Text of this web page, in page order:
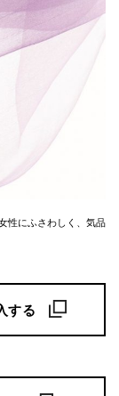
性にふさわしく、気品
する